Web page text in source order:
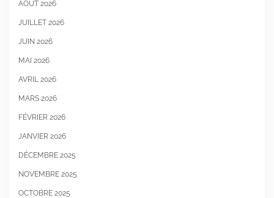
AOÛT 2026
JUILLET 2026
JUIN 2026
MAI 2026
AVRIL 2026
MARS 2026
FÉVRIER 2026
JANVIER 2026
DÉCEMBRE 2025
NOVEMBRE 2025
OCTOBRE 2025